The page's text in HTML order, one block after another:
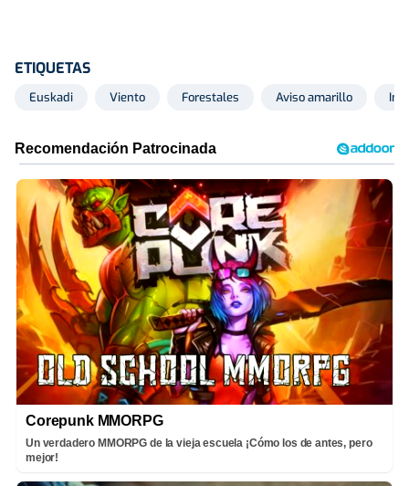
ETIQUETAS
Euskadi Viento Forestales Aviso amarillo
Corepunk MMORPG
Un verdadero MMORPG de la vieja escuela ¡Cómo los de antes, pero
mejor!